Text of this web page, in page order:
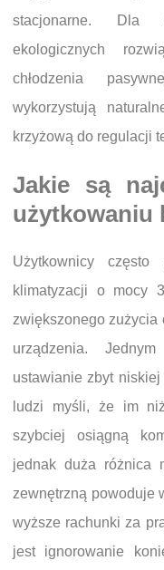
stacjonarne. Dla
ekologicznych
chłodzenia
wykorzystują
krzyżową do regulacji
Jakie są
użytkowaniu
Użytkownicy często
klimatyzacji o mocy
zwiększonego zużycia
urządzenia.
ustawianie zbyt
ludzi myśli, że im
szybciej osiągną
jednak duża różnica
zewnętrzną powoduje
wyższe rachunki za
jest ignorowanie